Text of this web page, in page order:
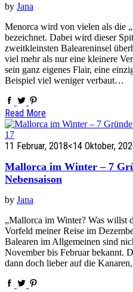
by Jana
Menorca wird von vielen als die
bezeichnet. Dabei wird dieser
zweitkleinsten Baleareninsel
viel mehr als nur eine kleinere
sein ganz eigenes Flair, eine
Beispiel viel weniger verbaut…
Read More
11 Februar, 2018<14 Oktober,
Mallorca im Winter – 7
Nebensaison
by Jana
„Mallorca im Winter? Was willst
Vorfeld meiner Reise im
Balearen im Allgemeinen sind
November bis Februar bekannt.
dann doch lieber auf die